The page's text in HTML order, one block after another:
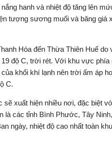
hanh và nhiệt độ tăng lên
tượng sương muối và băng giá
Hóa đến Thừa Thiên Huế do
độ C, trời rét. Với khu vực phía
khối khí lạnh nên trời ấm áp
C.
xuất hiện nhiều nơi, đặc biệt
là các tỉnh Bình Phước, Tây
ngày, nhiệt độ cao nhất toàn